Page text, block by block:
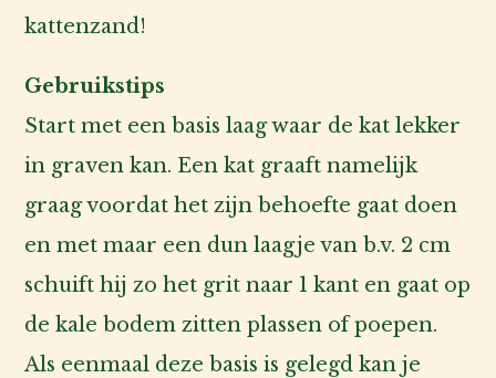
kattenzand!
Gebruikstips
Start met een basis laag waar de kat lekker
in graven kan. Een kat graaft namelijk
graag voordat het zijn behoefte gaat doen
en met maar een dun laagje van b.v. 2 cm
schuift hij zo het grit naar 1 kant en gaat op
de kale bodem zitten plassen of poepen.
Als eenmaal deze basis is gelegd kan je